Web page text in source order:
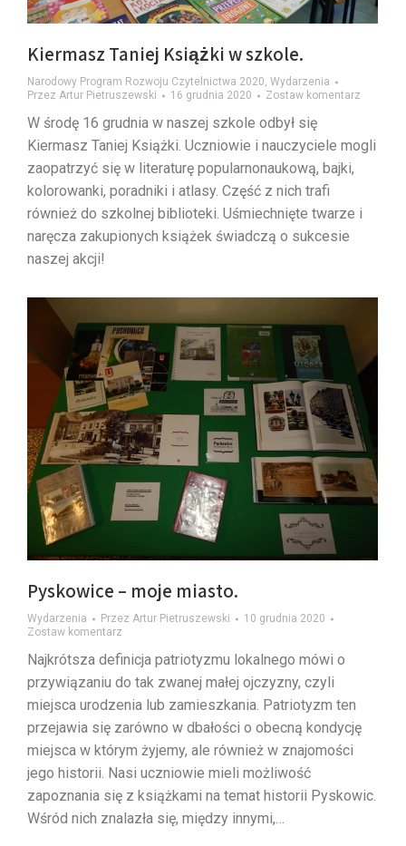
Kiermasz Taniej Książki w szkole.
Narodowy Program Rozwoju Czytelnictwa 2020, Wydarzenia
Przez Artur Pietruszewski 16 grudnia 2020 Zostaw komentarz
W środę 16 grudnia w naszej szkole odbył się
Kiermasz Taniej Książki. Uczniowie i nauczyciele mogli
zaopatrzyć się w literaturę popularnonaukową, bajki,
kolorowanki, poradniki i atlasy. Część z nich trafi
również do szkolnej biblioteki. Uśmiechnięte twarze i
naręcza zakupionych książek świadczą o sukcesie
naszej akcji!
Pyskowice – moje miasto.
Wydarzenia Przez Artur Pietruszewski
10 grudnia 2020
Zostaw komentarz
Najkrótsza definicja patriotyzmu lokalnego mówi o
przywiązaniu do tak zwanej małej ojczyzny, czyli
miejsca urodzenia lub zamieszkania. Patriotyzm ten
przejawia się zarówno w dbałości o obecną kondycję
miejsca w którym żyjemy, ale również w znajomości
jego historii. Nasi uczniowie mieli możliwość
zapoznania się z książkami na temat historii Pyskowic.
Wśród nich znalazła się, między innymi,…